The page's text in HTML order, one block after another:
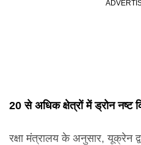
20 से अधिक क्षेत्रों में ड्रोन नष्ट
रक्षा मंत्रालय के अनुसार, यूक्रेन